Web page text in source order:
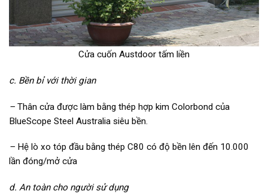
Cửa cuốn Austdoor tấm liền
c. Bền bỉ với thời gian
– Thân cửa được làm bằng thép hợp kim Colorbond của
BlueScope Steel Australia siêu bền.
– Hệ lò xo tóp đầu bằng thép C80 có độ bền lên đến 10.000
lần đóng/mở cửa
d. An toàn cho người sử dụng